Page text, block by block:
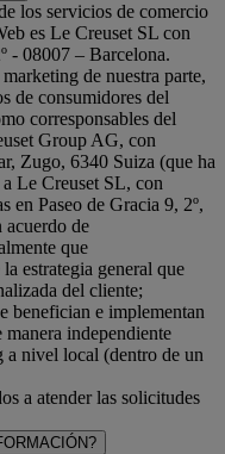
los servicios de comercio
es Le Creuset SL con
- 08007 – Barcelona.
de nuestra parte,
de consumidores del
corresponsables del
Group AG, con
Zugo, 6340 Suiza (que ha
Le Creuset SL, con
Paseo de Gracia 9, 2º,
acuerdo de
que
estrategia general que
del cliente;
benefician e implementan
manera independiente
a nivel local (dentro de un
a atender las solicitudes